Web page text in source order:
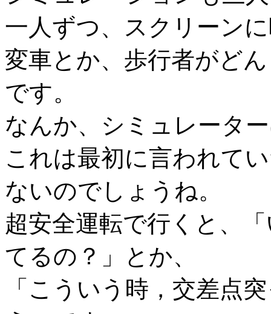
一人ずつ、スクリーン
変車とか、歩行者がど
です。
なんか、シミュレータ
これは最初に言われて
ないのでしょうね。
超安全運転で行くと、
てるの？」とか、
「こういう時，交差点